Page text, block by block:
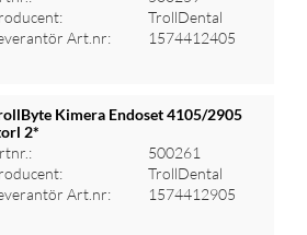
Logga in för priser
TrollDental
Art.nr:
1574412405
Logga in för priser
Kimera Endoset 4105/2905
2*
500261
TrollDental
Art.nr:
1574412905